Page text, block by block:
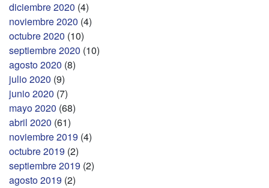
diciembre 2020 (4)
noviembre 2020 (4)
octubre 2020 (10)
septiembre 2020 (10)
agosto 2020 (8)
julio 2020 (9)
junio 2020 (7)
mayo 2020 (68)
abril 2020 (61)
noviembre 2019 (4)
octubre 2019 (2)
septiembre 2019 (2)
agosto 2019 (2)